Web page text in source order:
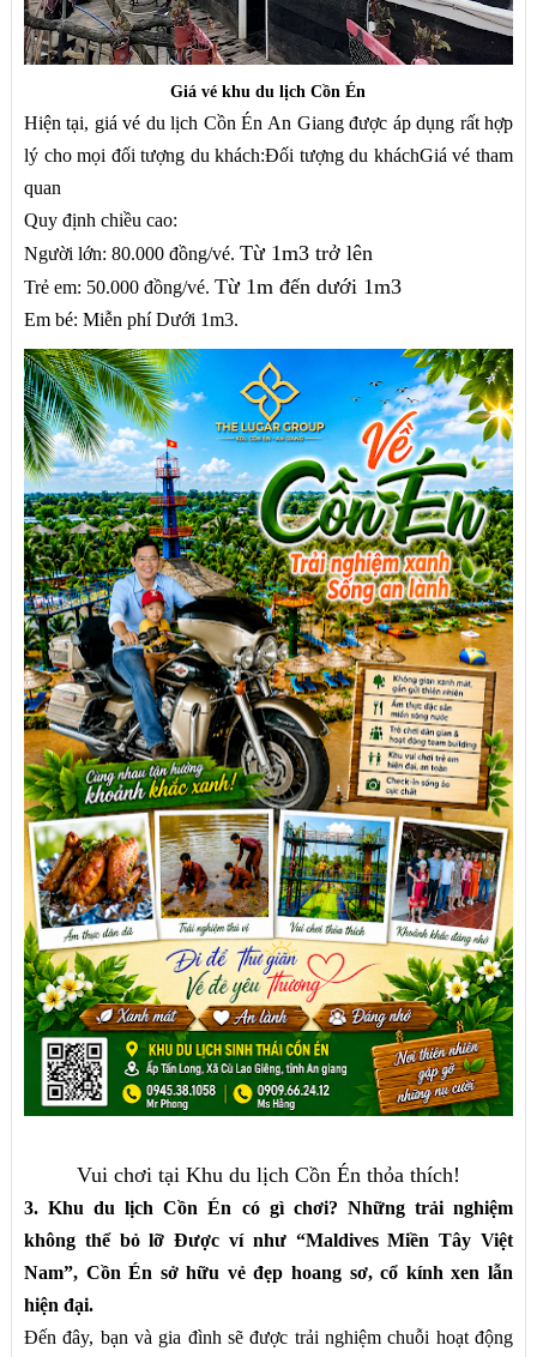
Giá vé khu du lịch Cồn Én
Hiện tại, giá vé du lịch Cồn Én An Giang được áp dụng rất hợp
lý cho mọi đối tượng du khách:Đối tượng du kháchGiá vé tham
quan
Quy định chiều cao:
Người lớn: 80.000 đồng/vé. Từ 1m3 trở lên
Trẻ em: 50.000 đồng/vé. Từ 1m đến dưới 1m3
Em bé: Miễn phí Dưới 1m3.
Vui chơi tại Khu du lịch Cồn Én thỏa thích!
3. Khu du lịch Cồn Én có gì chơi? Những trải nghiệm
không thể bỏ lỡ Được ví như “Maldives Miền Tây Việt
Nam”, Cồn Én sở hữu vẻ đẹp hoang sơ, cổ kính xen lẫn
hiện đại.
Đến đây, bạn và gia đình sẽ được trải nghiệm chuỗi hoạt động